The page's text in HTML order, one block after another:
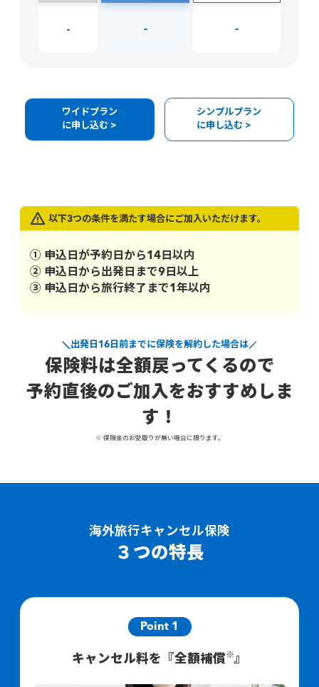
- - -
ワイドプラン
に申し込む >
シンプルプラン
に申し込む >
以下3つの条件を満たす場合にご加入いただけます。
① 申込日が予約日から14日以内
② 申込日から出発日まで9日以上
③ 申込日から旅行終了まで1年以内
出発日16日前までに保険を解約した場合は
保険料は全額戻ってくるので
予約直後のご加入をおすすめしま
す！
※ 保険金のお受取りが無い場合に限ります。
海外旅行キャンセル保険
３つの特長
Point 1
キャンセル料を『全額補償※』